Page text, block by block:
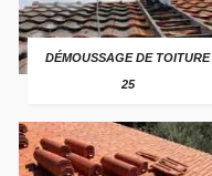
DÉMOUSSAGE DE TOITURE
25